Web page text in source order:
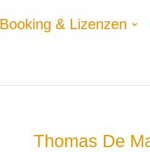
Booking & Lizenzen
Thomas De